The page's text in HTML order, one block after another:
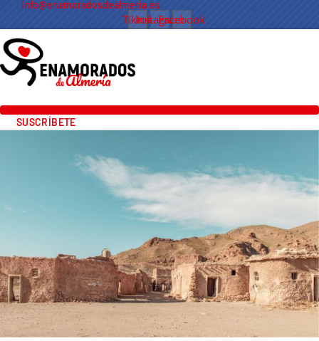
info@enamoradosdealmeria.es
Tiktok
Instagram
Facebook
SUSCRÍBETE